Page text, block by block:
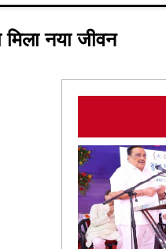
नया जीवन